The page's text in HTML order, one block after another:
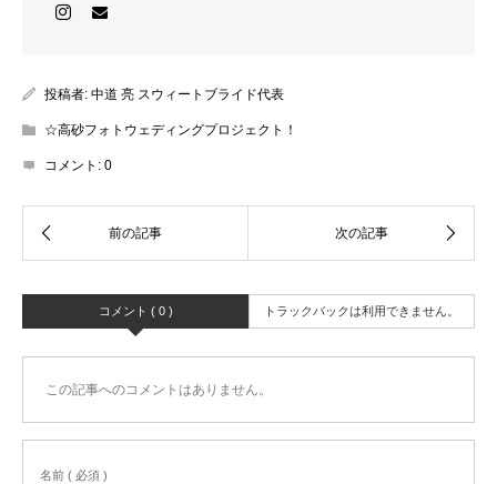
投稿者: 中道 亮 スウィートブライド代表
☆高砂フォトウェディングプロジェクト！
コメント: 0
コメント ( 0 ) トラックバックは利用できません。
この記事へのコメントはありません。
名前 ( 必須 )